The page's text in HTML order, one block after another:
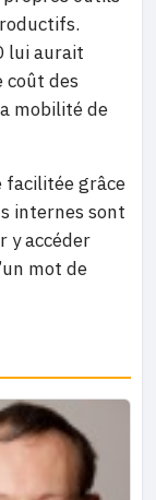
lui aurait
coût des
mobilité de
facilitée grâce
internes sont
y accéder
mot de